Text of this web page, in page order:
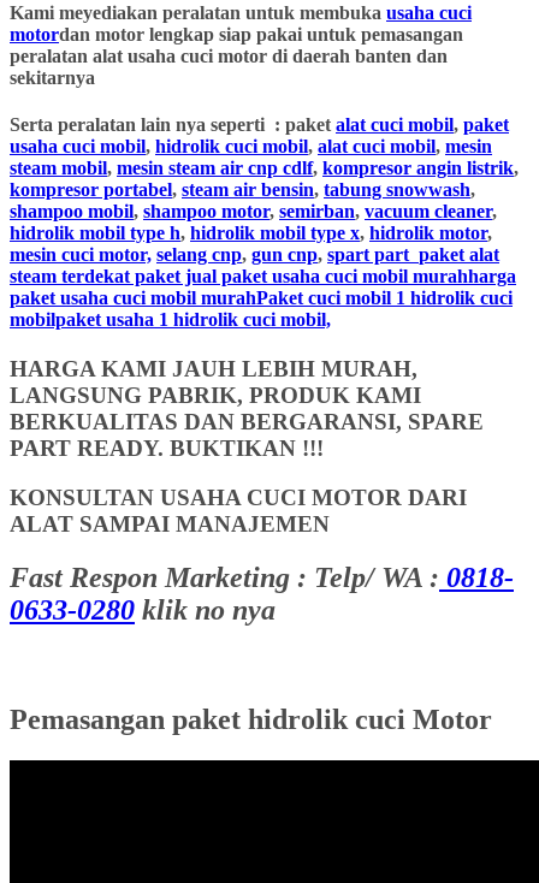
Kami meyediakan peralatan untuk membuka usaha cuci
motordan motor lengkap siap pakai untuk pemasangan
peralatan alat usaha cuci motor di daerah banten dan
sekitarnya
Serta peralatan lain nya seperti : paket alat cuci mobil, paket
usaha cuci mobil, hidrolik cuci mobil, alat cuci mobil, mesin
steam mobil, mesin steam air cnp cdlf, kompresor angin listrik,
kompresor portabel, steam air bensin, tabung snowwash,
shampoo mobil, shampoo motor, semirban, vacuum cleaner,
hidrolik mobil type h, hidrolik mobil type x, hidrolik motor,
mesin cuci motor, selang cnp, gun cnp, spart part paket alat
steam terdekat paket jual paket usaha cuci mobil murahharga
paket usaha cuci mobil murahPaket cuci mobil 1 hidrolik cuci
mobilpaket usaha 1 hidrolik cuci mobil,
HARGA KAMI JAUH LEBIH MURAH,
LANGSUNG PABRIK, PRODUK KAMI
BERKUALITAS DAN BERGARANSI, SPARE
PART READY. BUKTIKAN !!!
KONSULTAN USAHA CUCI MOTOR DARI
ALAT SAMPAI MANAJEMEN
Fast Respon Marketing : Telp/ WA : 0818-
0633-0280 klik no nya
Pemasangan paket hidrolik cuci Motor